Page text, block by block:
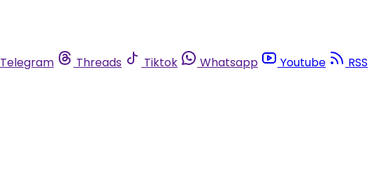
Telegram Threads Tiktok Whatsapp Youtube
RSS